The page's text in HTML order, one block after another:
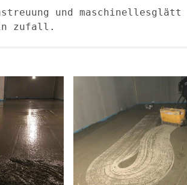
und maschinellesglätt
zufall.